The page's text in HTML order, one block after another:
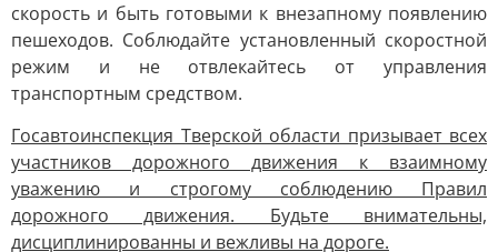
скорость и быть готовыми к внезапному появлению
пешеходов. Соблюдайте установленный скоростной
режим и не отвлекайтесь от управления
транспортным средством.
Госавтоинспекция Тверской области призывает всех
участников дорожного движения к взаимному
уважению и строгому соблюдению Правил
дорожного движения. Будьте внимательны,
дисциплинированны и вежливы на дороге.